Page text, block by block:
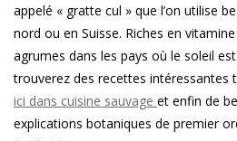
appelé « gratte cul » que l’on utilise
nord ou en Suisse. Riches en
agrumes dans les pays où le soleil
trouverez des recettes intéressantes
ici dans cuisine sauvage et enfin de
explications botaniques de premier